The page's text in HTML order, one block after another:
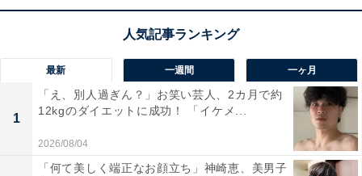
最新 一週間 一ヶ月
1
「え、別人過ぎん？」お笑い芸人、2カ月で約
12kgのダイエットに成功！ 「イケメ...
2026/08/04
「何て美しく端正なお顔立ち」神崎恵、美男子